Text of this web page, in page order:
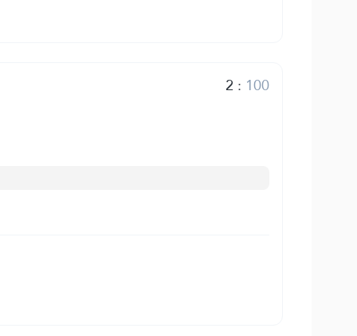
2 : 100